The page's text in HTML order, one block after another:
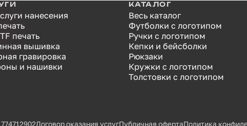
нанесения
печать
вышивка
гравировка
и нашивки
КАТАЛОГ
Весь каталог
Футболки с логотипом
Ручки с логотипом
Кепки и бейсболки
Рюкзаки
Кружки с логотипом
Толстовки с логотипом
Договор оказания услугПубличная офертаПолитика